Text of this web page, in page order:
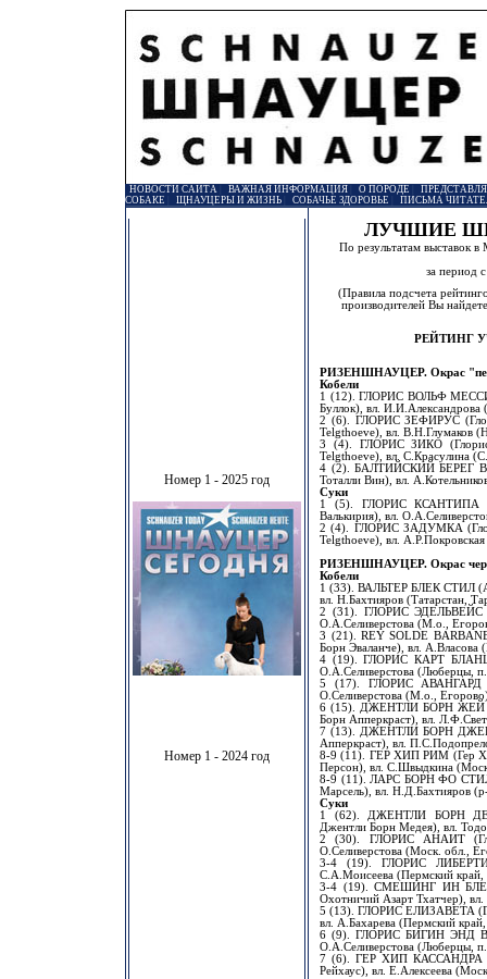
НОВОСТИ САЙТА| ВАЖНАЯ ИНФОРМАЦИЯ| О ПОРОДЕ
СОБАКЕ
ЩНАУЦЕРЫ И ЖИЗНЬ| СОБАЧЬЕ ЗДОРОВЬЕ ПИСЬМА
Номер 1 - 2025 год
Номер 1 - 2024 год
ЛУЧШИЕ
По результатам выставок
за период
(Правила подсчета
производителей Вы
РЕЙТИНГ
РИЗЕНШНАУЦЕР. Окрас
Кобели
1 (12). ГЛОРИС ВОЛЬФ
Буллок), вл. И.И.Александрова
2 (6). ГЛОРИС ЗЕФИРУС
Telgthoeve), вл. В.Н.Глумаков
3 (4). ГЛОРИС ЗИКО
Telgthoeve), вл. С.Красулина
4 (2). БАЛТИЙСКИЙ БЕРЕГ
Тоталли Вин), вл.
Суки
1 (5). ГЛОРИС КСАНТИПА
Валькирия), вл.
2 (4). ГЛОРИС ЗАДУМКА
Telgthoeve), вл.
РИЗЕНШНАУЦЕР. Окрас
Кобели
1 (33). ВАЛЬТЕР БЛЕК СТИЛ
вл. Н.Бахтияров (Татарстан,
2 (31). ГЛОРИС ЭДЕЛЬВЕЙС
О.А.Селиверстова (М.о.,
3 (21). REY SOLDE
Борн Эваланче), вл. А.Власова
4 (19). ГЛОРИС КАРТ БЛАНШ
О.А.Селиверстова (Люберцы,
5 (17). ГЛОРИС АВАНГАРД
О.Селиверстова (М.о.,
6 (15). ДЖЕНТЛИ БОРН ЖЕЙ
Борн Апперкраст), вл.
7 (13). ДЖЕНТЛИ БОРН ДЖЕК
Апперкраст), вл.
8-9 (11). ГЕР ХИП РИМ (Гер
Персон), вл. С.Швыдкина
8-9 (11). ЛАРС БОРН ФО СТИЛ
Марсель), вл. Н.Д.Бахтияров
Суки
1 (62). ДЖЕНТЛИ БОРН ДЕ
Джентли Борн Медея), вл.
2 (30). ГЛОРИС АНАИТ
О.Селиверстова (Моск. обл.,
3-4 (19). ГЛОРИС ЛИБЕРТИ
С.А.Моисеева (Пермский край,
3-4 (19). СМЕШИНГ ИН
Охотничий Азарт Тхатчер), вл.
5 (13). ГЛОРИС ЕЛИЗАВЕТА
вл. А.Бахарева (Пермский
6 (9). ГЛОРИС БИГИН ЭНД
О.А.Селиверстова (Люберцы,
7 (6). ГЕР ХИП КАССАНДРА
Рейхаус), вл. Е.Алексеева